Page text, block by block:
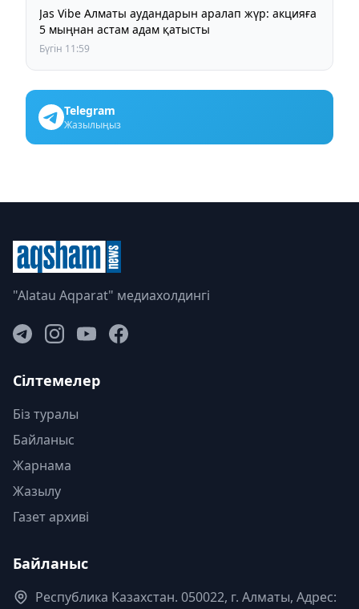
Jas Vibe Алматы аудандарын аралап жүр: акцияға
5 мыңнан астам адам қатысты
Бүгін 11:59
Telegram
Жазылыңыз
"Alatau Aqparat" медиахолдингі
Сілтемелер
Біз туралы
Байланыс
Жарнама
Жазылу
Газет архиві
Байланыс
Республика Казахстан. 050022, г. Алматы, Адрес: